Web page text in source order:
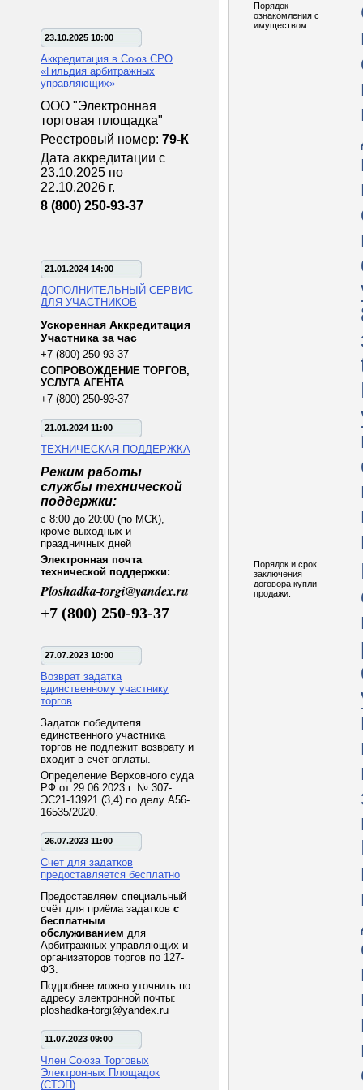
23.10.2025 10:00
Аккредитация в Союз СРО
«Гильдия арбитражных
управляющих»
ООО "Электронная
торговая площадка"
Реестровый номер: 79-К
Дата аккредитации с
23.10.2025 по
22.10.2026 г.
8 (800) 250-93-37
21.01.2024 14:00
ДОПОЛНИТЕЛЬНЫЙ СЕРВИС
ДЛЯ УЧАСТНИКОВ
Ускоренная Аккредитация
Участника за час
+7 (800) 250-93-37
СОПРОВОЖДЕНИЕ ТОРГОВ,
УСЛУГА АГЕНТА
+7 (800) 250-93-37
21.01.2024 11:00
ТЕХНИЧЕСКАЯ ПОДДЕРЖКА
Режим работы
службы технической
поддержки:
с 8:00 до 20:00 (по МСК),
кроме выходных и
праздничных дней
Электронная почта
технической поддержки:
Ploshadka-torgi@yandex.ru
+7 (800) 250-93-37
27.07.2023 10:00
Возврат задатка
единственному участнику
торгов
Задаток победителя
единственного участника
торгов не подлежит возврату и
входит в счёт оплаты.
Определение Верховного суда
РФ от 29.06.2023 г. № 307-
ЭС21-13921 (3,4) по делу А56-
16535/2020.
26.07.2023 11:00
Счет для задатков
предоставляется бесплатно
Предоставляем специальный
счёт для приёма задатков с
бесплатным
обслуживанием для
Арбитражных управляющих и
организаторов торгов по 127-
ФЗ.
Подробнее можно уточнить по
адресу электронной почты:
ploshadka-torgi@yandex.ru
11.07.2023 09:00
Член Союза Торговых
Электронных Площадок
(СТЭП)
Порядок
ознакомления с
имуществом:
Порядок и срок
заключения
договора купли-
продажи: